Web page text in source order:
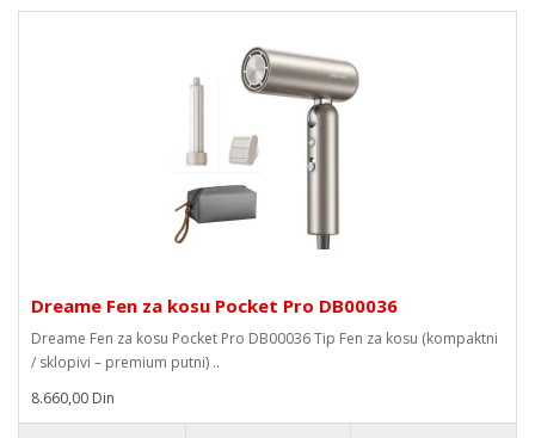
Dreame Fen za kosu Pocket Pro DB00036
Dreame Fen za kosu Pocket Pro DB00036 Tip Fen za kosu (kompaktni
/ sklopivi – premium putni) ..
8.660,00 Din